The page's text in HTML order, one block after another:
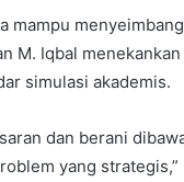
mampu
M. Iqbal
simulasi akademis.
dan berani
yang strategis,”